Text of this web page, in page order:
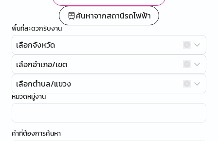
ค้นหาจากสถานีรถไฟฟ้า
พื้นที่สะดวกรับงาน
เลือกจังหวัด
เลือกอำเภอ/เขต
เลือกตำบล/แขวง
หมวดหมู่งาน
คำที่ต้องการค้นหา